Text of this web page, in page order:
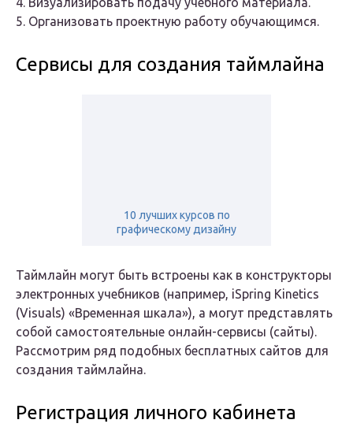
5. Организовать проектную работу обучающимся.
Сервисы для создания таймлайна
10 лучших курсов по
графическому дизайну
Таймлайн могут быть встроены как в конструкторы
электронных учебников (например, iSpring Kinetics
(Visuals) «Временная шкала»), а могут представлять
собой самостоятельные онлайн-сервисы (сайты).
Рассмотрим ряд подобных бесплатных сайтов для
создания таймлайна.
Регистрация личного кабинета